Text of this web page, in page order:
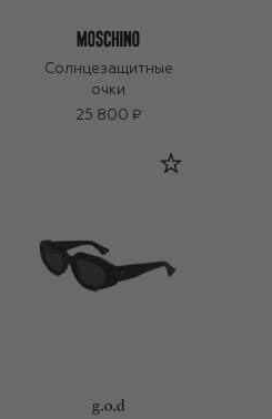
Солнцезащитные
очки
25 800 ₽